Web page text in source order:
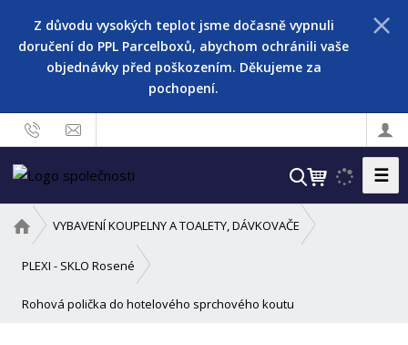
Z důvodu vysokých teplot jsme dočasně vypnuli
doručení do PPL Parcelboxů, abychom ochránili vaše
objednávky před poškozením. Děkujeme za
pochopení.
V
h
l
☰
v
o
n
VYBAVENÍ KOUPELNY A TOALETY, DÁVKOVAČE
PLEXI - SKLO Rosené
Rohová polička do hotelového sprchového koutu